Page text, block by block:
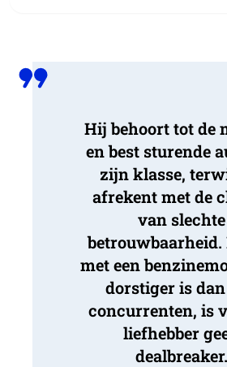
Hij behoort tot de
en best sturende
zijn klasse,
afrekent met de
van slechte
betrouwbaarheid.
met een
dorstiger is
concurrenten, is
liefhebber
dealbreaker.